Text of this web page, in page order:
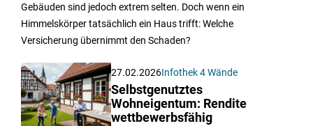
Gebäuden sind jedoch extrem selten. Doch wenn ein
Himmelskörper tatsächlich ein Haus trifft: Welche
Versicherung übernimmt den Schaden?
27.02.2026Infothek 4 Wände
Selbstgenutztes
Wohneigentum: Rendite
wettbewerbsfähig